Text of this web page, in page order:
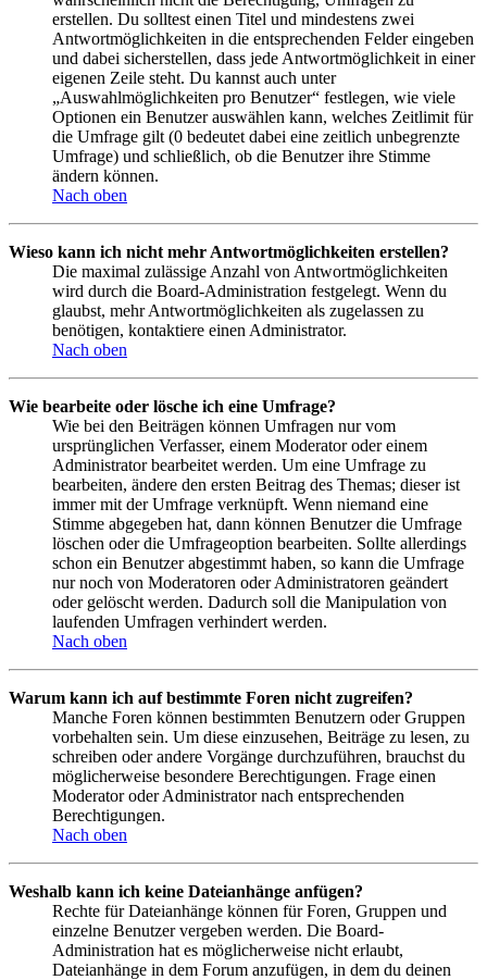
erstellen. Du solltest einen Titel und mindestens zwei
Antwortmöglichkeiten in die entsprechenden Felder eingeben
und dabei sicherstellen, dass jede Antwortmöglichkeit in einer
eigenen Zeile steht. Du kannst auch unter
„Auswahlmöglichkeiten pro Benutzer“ festlegen, wie viele
Optionen ein Benutzer auswählen kann, welches Zeitlimit für
die Umfrage gilt (0 bedeutet dabei eine zeitlich unbegrenzte
Umfrage) und schließlich, ob die Benutzer ihre Stimme
ändern können.
Nach oben
Wieso kann ich nicht mehr Antwortmöglichkeiten erstellen?
Die maximal zulässige Anzahl von Antwortmöglichkeiten
wird durch die Board-Administration festgelegt. Wenn du
glaubst, mehr Antwortmöglichkeiten als zugelassen zu
benötigen, kontaktiere einen Administrator.
Nach oben
Wie bearbeite oder lösche ich eine Umfrage?
Wie bei den Beiträgen können Umfragen nur vom
ursprünglichen Verfasser, einem Moderator oder einem
Administrator bearbeitet werden. Um eine Umfrage zu
bearbeiten, ändere den ersten Beitrag des Themas; dieser ist
immer mit der Umfrage verknüpft. Wenn niemand eine
Stimme abgegeben hat, dann können Benutzer die Umfrage
löschen oder die Umfrageoption bearbeiten. Sollte allerdings
schon ein Benutzer abgestimmt haben, so kann die Umfrage
nur noch von Moderatoren oder Administratoren geändert
oder gelöscht werden. Dadurch soll die Manipulation von
laufenden Umfragen verhindert werden.
Nach oben
Warum kann ich auf bestimmte Foren nicht zugreifen?
Manche Foren können bestimmten Benutzern oder Gruppen
vorbehalten sein. Um diese einzusehen, Beiträge zu lesen, zu
schreiben oder andere Vorgänge durchzuführen, brauchst du
möglicherweise besondere Berechtigungen. Frage einen
Moderator oder Administrator nach entsprechenden
Berechtigungen.
Nach oben
Weshalb kann ich keine Dateianhänge anfügen?
Rechte für Dateianhänge können für Foren, Gruppen und
einzelne Benutzer vergeben werden. Die Board-
Administration hat es möglicherweise nicht erlaubt,
Dateianhänge in dem Forum anzufügen, in dem du deinen